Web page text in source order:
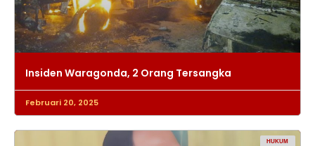
Insiden Waragonda, 2 Orang Tersangka
Februari 20, 2025
HUKUM